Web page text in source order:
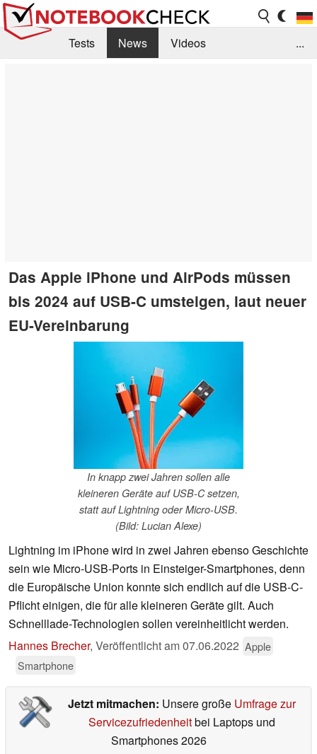
Tests News
Videos
...
Das Apple iPhone und AirPods müssen
bis 2024 auf USB-C umsteigen, laut neuer
EU-Vereinbarung
In knapp zwei Jahren sollen alle
kleineren Geräte auf USB-C setzen,
statt auf Lightning oder Micro-USB.
(Bild: Lucian Alexe)
Lightning im iPhone wird in zwei Jahren ebenso Geschichte
sein wie Micro-USB-Ports in Einsteiger-Smartphones, denn
die Europäische Union konnte sich endlich auf die USB-C-
Pflicht einigen, die für alle kleineren Geräte gilt. Auch
Schnelllade-Technologien sollen vereinheitlicht werden.
Hannes Brecher, Veröffentlicht am07.06.2022 Apple
Smartphone
Jetzt mitmachen: Unsere große Umfrage zur
Servicezufriedenheitbei Laptops und
Smartphones 2026